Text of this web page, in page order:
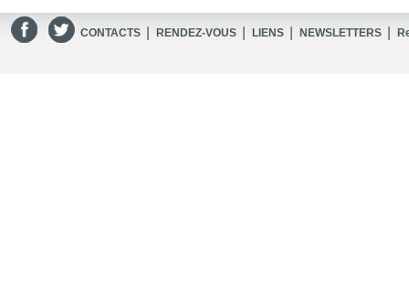
CONTACTS RENDEZ-VOUS LIENS NEWSLETTERS